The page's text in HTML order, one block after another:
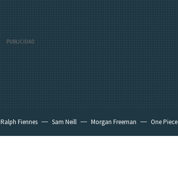
Ralph Fiennes Sam Neill Morgan Freeman One Piece